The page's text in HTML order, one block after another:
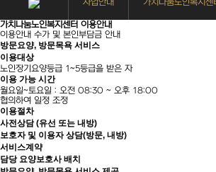
사업안내 가치나눔노인복지
가치나눔노인복지센터 이용안내
이용안내 수가 및 본인부담금 안내
방문요양, 방문목욕 서비스
이용대상
노인장기요양등급 1~5등급을 받은 자
이용 가능 시간
월요일~토요일 : 오전 08:30 ~ 오후 18:00
협의하여 일정 조정
이용절차
사전상담 (유선 또는 내방)
보호자 및 이용자 상담(방문, 내방)
서비스계약
담당 요양보호사 배치